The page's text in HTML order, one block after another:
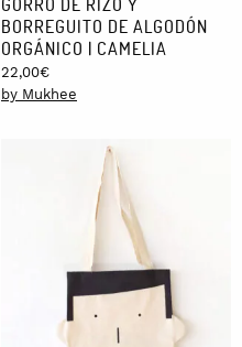
BORREGUITO DE ALGODÓN
ORGÁNICO | CAMELIA
22,00€
by Mukhee